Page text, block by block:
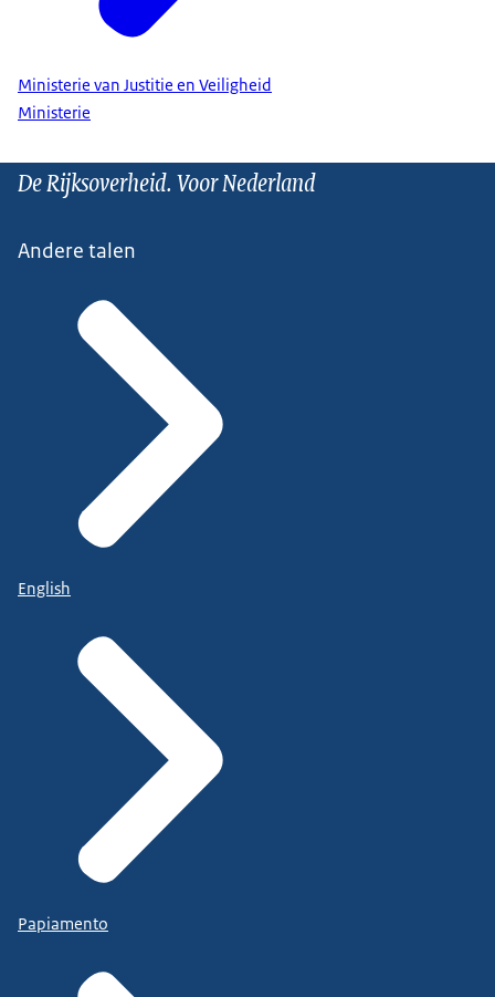
Ministerie van Justitie en Veiligheid
Ministerie
De Rijksoverheid. Voor Nederland
Andere talen
English
Papiamento